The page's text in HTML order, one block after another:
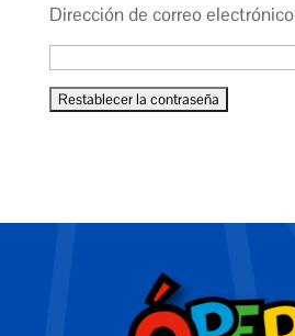
Dirección de correo electrónico